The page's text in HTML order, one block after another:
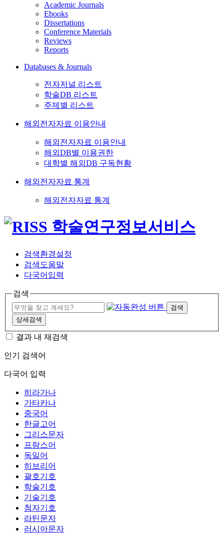
Academic Journals
Ebooks
Dissertations
Conference Materials
Reviews
Reports
Databases & Journals
전자저널 리스트
학술DB 리스트
주제별 리스트
해외전자자료 이용안내
해외전자자료 이용안내
해외DB별 이용권한
대학별 해외DB 구독현황
해외전자자료 통계
해외전자자료 통계
검색환경설정
검색도움말
다국어입력
검색
검색
상세검색
결과 내 재검색
인기 검색어
다국어 입력
히라가나
가타카나
중국어
한글고어
그리스문자
프랑스어
독일어
히브리어
괄호기호
학술기호
기술기호
첨자기호
라틴문자
러시아문자